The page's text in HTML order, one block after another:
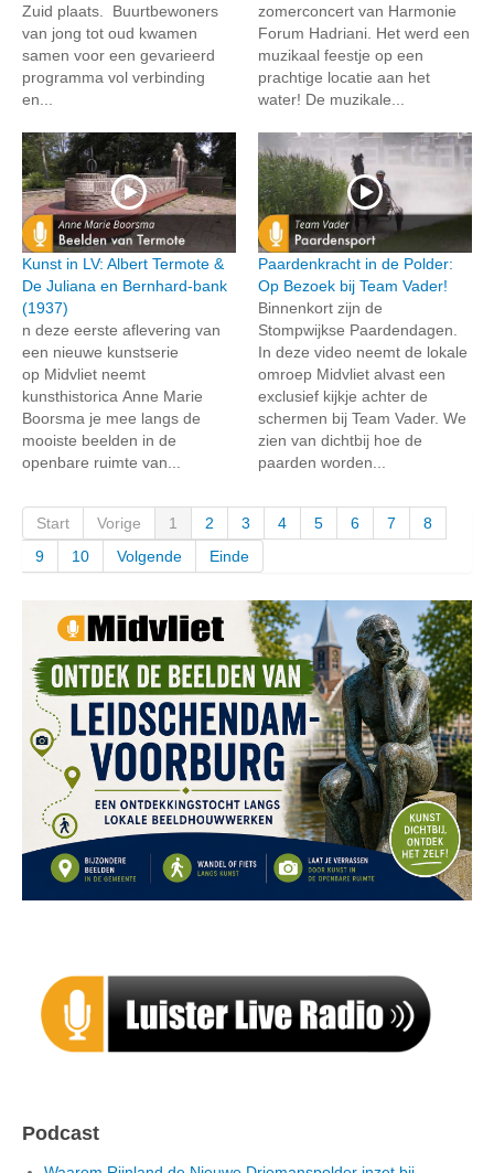
Zuid plaats. Buurtbewoners
van jong tot oud kwamen
samen voor een gevarieerd
programma vol verbinding
en...
zomerconcert van Harmonie
Forum Hadriani. Het werd een
muzikaal feestje op een
prachtige locatie aan het
water! De muzikale...
Kunst in LV: Albert Termote &
De Juliana en Bernhard-bank
(1937)
n deze eerste aflevering van
een nieuwe kunstserie
op Midvliet neemt
kunsthistorica Anne Marie
Boorsma je mee langs de
mooiste beelden in de
openbare ruimte van...
Paardenkracht in de Polder:
Op Bezoek bij Team Vader!
Binnenkort zijn de
Stompwijkse Paardendagen.
In deze video neemt de lokale
omroep Midvliet alvast een
exclusief kijkje achter de
schermen bij Team Vader. We
zien van dichtbij hoe de
paarden worden...
Start Vorige 1 2 3 4 5 6 7
8
9
10 Volgende Einde
Podcast